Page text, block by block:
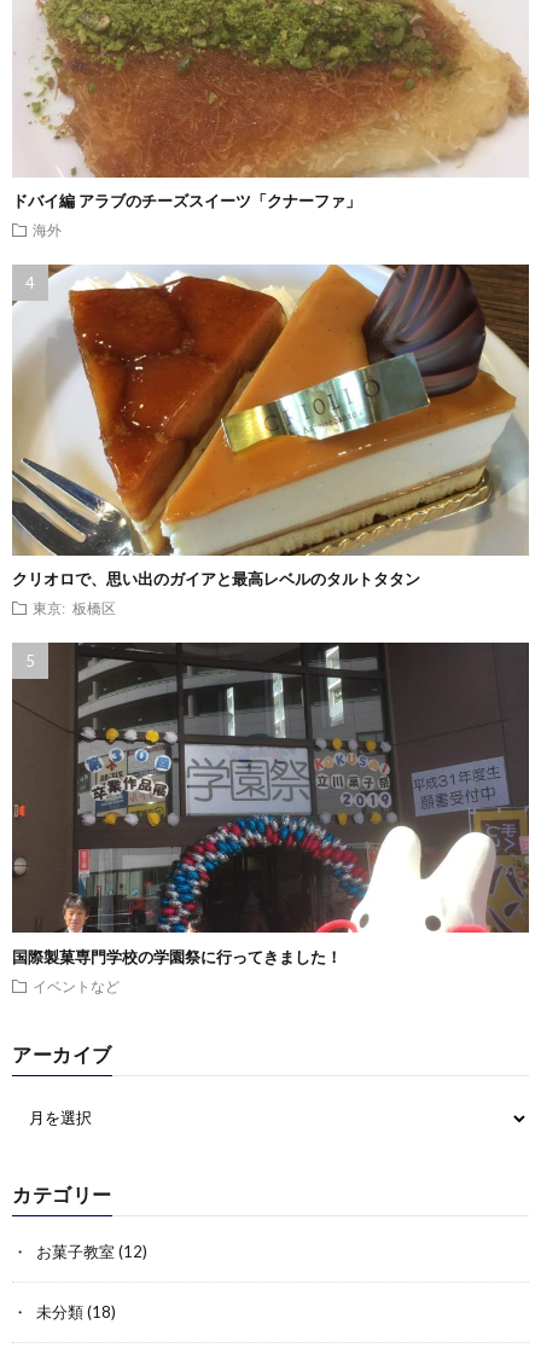
ドバイ編 アラブのチーズスイーツ「クナーファ」
海外
クリオロで、思い出のガイアと最高レベルのタルトタタン
東京: 板橋区
国際製菓専門学校の学園祭に行ってきました！
イベントなど
アーカイブ
カテゴリー
お菓子教室 (12)
未分類(18)